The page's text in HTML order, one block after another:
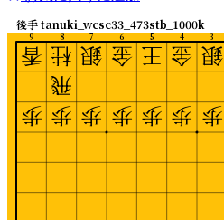
3
4
5
6
7
8
9
後手 tanuki_wcsc33_473stb_1000k
銀
歩
金
歩
王
歩
金
歩
銀
歩
桂
飛
歩
香
歩